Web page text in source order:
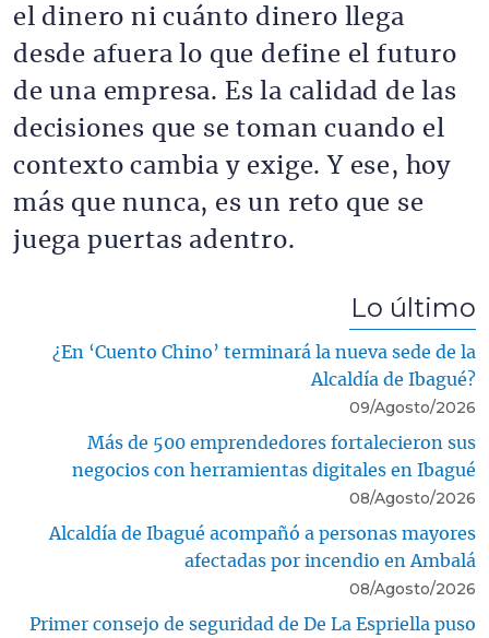
el dinero ni cuánto dinero llega
desde afuera lo que define el futuro
de una empresa. Es la calidad de las
decisiones que se toman cuando el
contexto cambia y exige. Y ese, hoy
más que nunca, es un reto que se
juega puertas adentro.
Lo último
¿En ‘Cuento Chino’ terminará la nueva sede de la
Alcaldía de Ibagué?
09/Agosto/2026
Más de 500 emprendedores fortalecieron sus
negocios con herramientas digitales en Ibagué
08/Agosto/2026
Alcaldía de Ibagué acompañó a personas mayores
afectadas por incendio en Ambalá
08/Agosto/2026
Primer consejo de seguridad de De La Espriella puso